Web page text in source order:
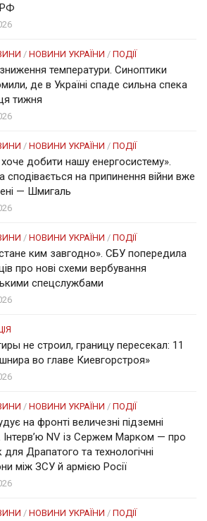
/ НОВИНИ УКРАЇНИ / ПОДІЇ
температури. Синоптики
де в Україні спаде сильна спека
тижня
/ НОВИНИ УКРАЇНИ / ПОДІЇ
хоче добити нашу енергосистему».
сподівається на припинення війни вже
— Шмигаль
/ НОВИНИ УКРАЇНИ / ПОДІЇ
ким завгодно». СБУ попередила
про нові схеми вербування
спецслужбами
не строил, границу пересекал: 11
во главе Киевгорстроя»
/ НОВИНИ УКРАЇНИ / ПОДІЇ
на фронті величезні підземні
Інтерв’ю NV із Сержем Марком — про
для Драпатого та технологічні
між ЗСУ й армією Росії
/ НОВИНИ УКРАЇНИ / ПОДІЇ